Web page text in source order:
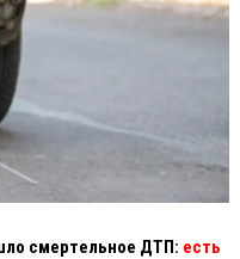
смертельное ДТП: есть